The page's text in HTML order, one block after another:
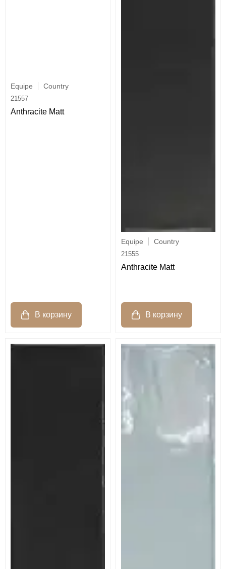
Equipe Country
21557
Anthracite Matt
Equipe Country
21555
Anthracite Matt